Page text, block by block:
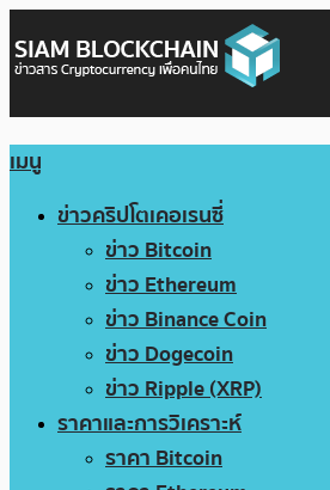
เมนู
ข่าวคริปโตเคอเรนซี่
ข่าว Bitcoin
ข่าว Ethereum
ข่าว Binance Coin
ข่าว Dogecoin
ข่าว Ripple (XRP)
ราคาและการวิเคราะห์
ราคา Bitcoin